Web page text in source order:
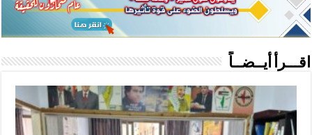
اقـــرأ أيــضــاً